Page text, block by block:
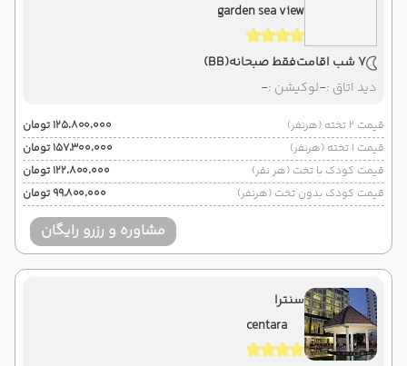
garden sea view
7 شب اقامت فقط صبحانه(BB)
دید اتاق :-لوکیشن :-
قیمت 2 تخته (هرنفر)
۱۲۵٬۸۰۰٬۰۰۰ تومان
قیمت 1 تخته (هرنفر)
۱۵۷٬۳۰۰٬۰۰۰ تومان
قیمت کودک با تخت (هر نفر)
۱۲۲٬۸۰۰٬۰۰۰ تومان
قیمت کودک بدون تخت (هرنفر)
۹۹٬۸۰۰٬۰۰۰ تومان
مشاوره و رزرو رایگان
سنترا
centara